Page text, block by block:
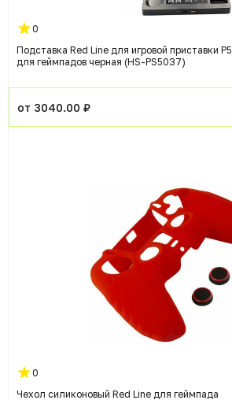
0
Подставка Red Line для игровой приставки P5
для геймпадов черная (HS-PS5037)
от 3040.00 ₽
0
Чехол силиконовый Red Line для геймпада